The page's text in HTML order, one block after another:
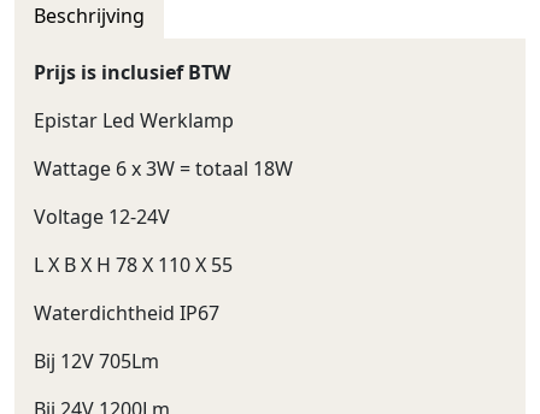
Beschrijving
Prijs is inclusief BTW
Epistar Led Werklamp
Wattage 6 x 3W = totaal 18W
Voltage 12-24V
L X B X H 78 X 110 X 55
Waterdichtheid IP67
Bij 12V 705Lm
Bij 24V 1200Lm